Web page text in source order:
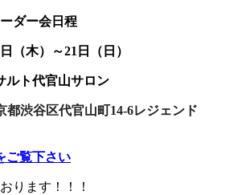
ダー会日程
木）～21日（日）
ト代官山サロン
都渋谷区代官山町14-6レジェンド
ご覧下さい
ります！！！